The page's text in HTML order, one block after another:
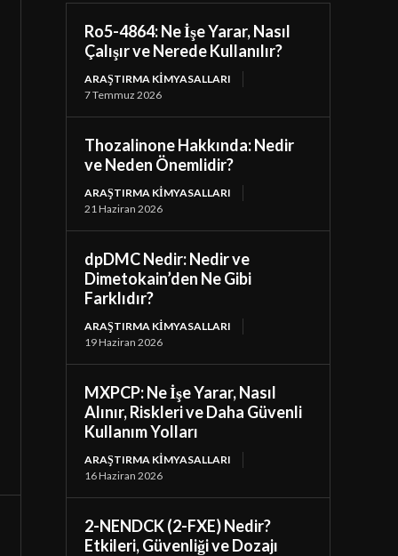
Ro5-4864: Ne İşe Yarar, Nasıl
Çalışır ve Nerede Kullanılır?
ARAŞTIRMA KIMYASALLARI
7 Temmuz 2026
Thozalinone Hakkında: Nedir
ve Neden Önemlidir?
ARAŞTIRMA KIMYASALLARI
21 Haziran 2026
dpDMC Nedir: Nedir ve
Dimetokain’den Ne Gibi
Farklıdır?
ARAŞTIRMA KIMYASALLARI
19 Haziran 2026
MXPCP: Ne İşe Yarar, Nasıl
Alınır, Riskleri ve Daha Güvenli
Kullanım Yolları
ARAŞTIRMA KIMYASALLARI
16 Haziran 2026
2-NENDCK (2-FXE) Nedir?
Etkileri, Güvenliği ve Dozajı